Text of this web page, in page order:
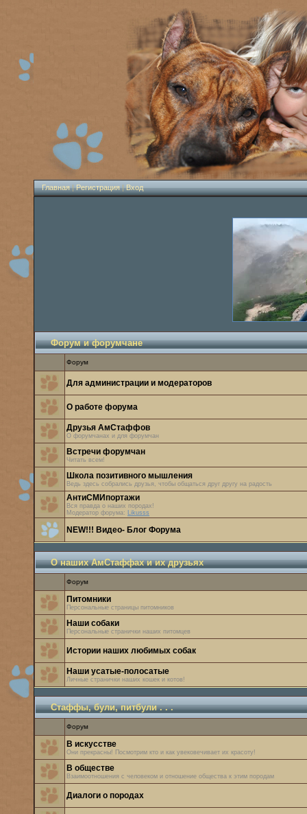
Главная|Регистрация|Вход
Форум и форумчане
Форум
Для администрации и модераторов
О работе форума
Друзья АмСтаффов
О форумчанах и для форумчан
Встречи форумчан
Читать всем!
Школа позитивного мышления
Ведь здесь собрались друзья, чтобы общаться друг другу на радость
АнтиСМИпортажи
Вся правда о наших породах!
Модератор форума: Likusss
NEW!!! Видео- Блог Форума
О наших АмСтаффах и их друзьях
Форум
Питомники
Персональные страницы питомников
Наши собаки
Персональные странички наших питомцев
Истории наших любимых собак
Наши усатые-полосатые
Личные странички наших кошек и котов!
Стаффы, були, питбули . . .
Форум
В искусстве
Они прекрасны! Посмотрим кто и как увековечивает их красоту!
В обществе
Взаимоотношения с человеком и отношение общества к этим породам
Диалоги о породах